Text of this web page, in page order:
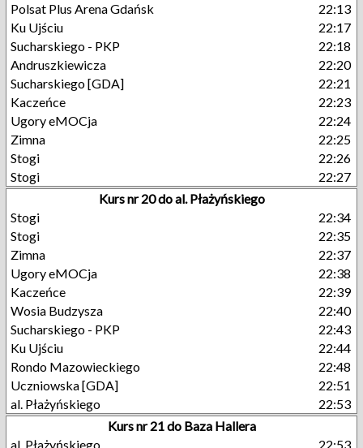
Polsat Plus Arena Gdańsk
22:13
Ku Ujściu
22:17
Sucharskiego - PKP
22:18
Andruszkiewicza
22:20
Sucharskiego [GDA]
22:21
Kaczeńce
22:23
Ugory eMOCja
22:24
Zimna
22:25
Stogi
22:26
Stogi
22:27
Kurs nr 20 do al. Płażyńskiego
Stogi
22:34
Stogi
22:35
Zimna
22:37
Ugory eMOCja
22:38
Kaczeńce
22:39
Wosia Budzysza
22:40
Sucharskiego - PKP
22:43
Ku Ujściu
22:44
Rondo Mazowieckiego
22:48
Uczniowska [GDA]
22:51
al. Płażyńskiego
22:53
Kurs nr 21 do Baza Hallera
al. Płażyńskiego
22:53